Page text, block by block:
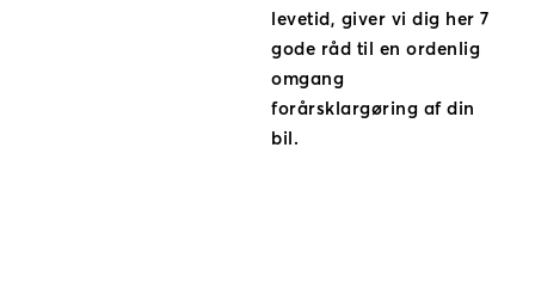
levetid, giver vi dig her 7
gode råd til en ordenlig
omgang
forårsklargøring af din
bil.